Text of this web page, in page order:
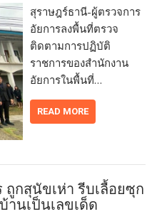
สุราษฎร์ธานี-ผู้ตรวจการ
อัยการลงพื้นที่ตรวจ
ติดตามการปฏิบัติ
ราชการของสำนักงาน
อัยการในพื้นที่…
READ MORE
ถูกสุนัขเห่า รีบเลื้อยซุก
านเป็นเลขเด็ด